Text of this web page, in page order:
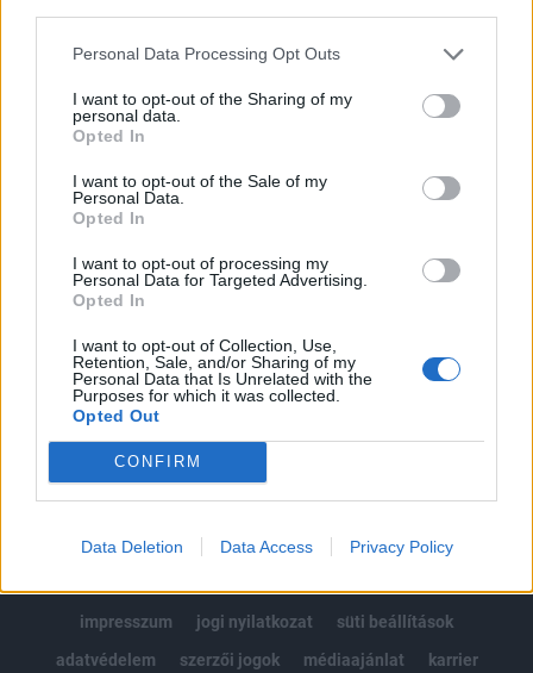
Personal Data Processing Opt Outs
I want to opt-out of the Sharing of my
personal data.
Opted In
I want to opt-out of the Sale of my
Personal Data.
Opted In
I want to opt-out of processing my
Personal Data for Targeted Advertising.
Opted In
I want to opt-out of Collection, Use,
Retention, Sale, and/or Sharing of my
Personal Data that Is Unrelated with the
Purposes for which it was collected.
Opted Out
CONFIRM
Data Deletion Data Access Privacy Policy
KEDVES OLVASÓNK!
A keresett cikk a portfolio.hu hírarchívumához
tartozik, melynek olvasása előfizetéses
regisztrációhoz kötött.
Portfolio.hu teljes cikkarchívum
Kötéslisták: BÉT elmúlt 2 év napon belüli
MÁR ELŐFIZETŐNK VAGY?BEJELENTKEZÉS
impresszum
jogi nyilatkozat
süti beállítások
adatvédelem
szerzői jogok médiaajánlat karrier